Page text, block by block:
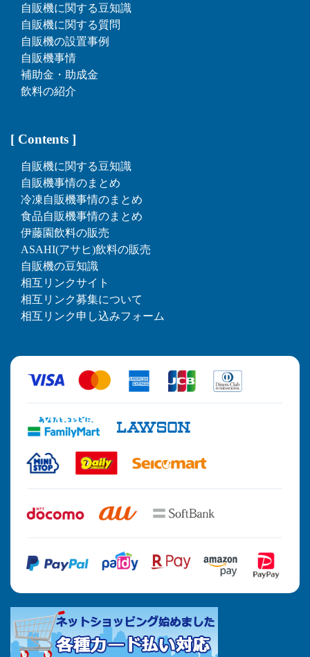
自販機に関する豆知識
自販機に関する質問
自販機の設置事例
自販機事情
補助金・助成金
飲料の紹介
[ Contents ]
自販機に関する豆知識
自販機事情のまとめ
冷凍自販機事情のまとめ
食品自販機事情のまとめ
伊藤園飲料の販売
ASAHI(アサヒ)飲料の販売
自販機の豆知識
相互リンクサイト
相互リンク募集について
相互リンク申し込みフォーム